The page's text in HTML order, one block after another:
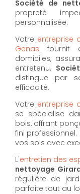
Société de
propreté
personnalisée.
Votre entreprise
Genas fournit
domiciles,
entretenu.
distingue par
efficacité.
Votre entreprise
se spécialise
bois, offrant
fini
vos sols avec
L'entretien des
nettoyage
régulière de
parfaite tout au